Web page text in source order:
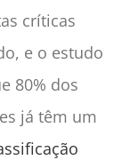
críticas
e o estudo
80% dos
já têm um